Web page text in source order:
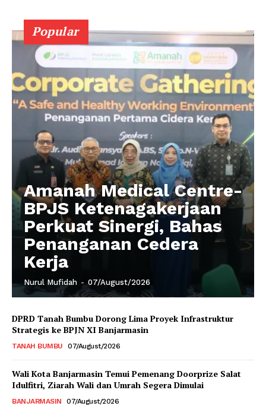
Popular
Amanah Medical Centre-
BPJS Ketenagakerjaan
Perkuat Sinergi, Bahas
Penanganan Cedera
Kerja
Nurul Mufidah - 07/August/2026
DPRD Tanah Bumbu Dorong Lima Proyek Infrastruktur
Strategis ke BPJN XI Banjarmasin
TANAH BUMBU 07/August/2026
Wali Kota Banjarmasin Temui Pemenang Doorprize Salat
Idulfitri, Ziarah Wali dan Umrah Segera Dimulai
BANJARMASIN 07/August/2026